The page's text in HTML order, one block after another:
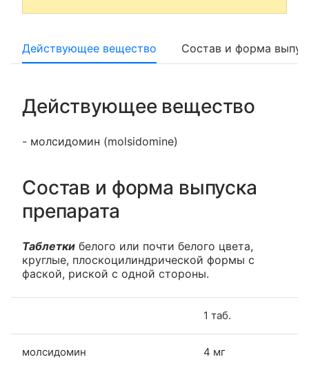
Действующее вещество Состав и форма
Действующее вещество
- молсидомин (molsidomine)
Состав и форма выпуска
препарата
Таблетки белого или почти белого цвета,
круглые, плоскоцилиндрической формы с
фаской, риской с одной стороны.
1 таб.
молсидомин 4 мг